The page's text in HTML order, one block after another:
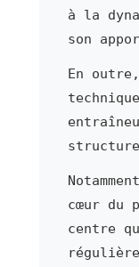
à la
son
En
cœur du
centre